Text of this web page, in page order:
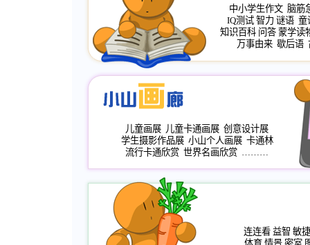
中小学生作文 脑筋
IQ测试 智力 谜语 童
知识百科 问答 蒙学读
万事由来 歇后语
儿童画展 儿童卡通画展 创意设计展
学生摄影作品展 小山个人画展 卡通林
流行卡通欣赏 世界名画欣赏 ………
连连看 益智 敏捷